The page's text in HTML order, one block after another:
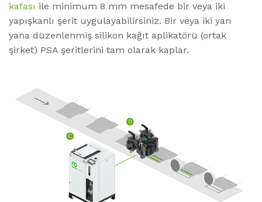
kafası ile minimum 8 mm mesafede bir veya iki
yapışkanlı şerit uygulayabilirsiniz. Bir veya iki yan
yana düzenlenmiş silikon kağıt aplikatörü (ortak
şirket) PSA şeritlerini tam olarak kaplar.